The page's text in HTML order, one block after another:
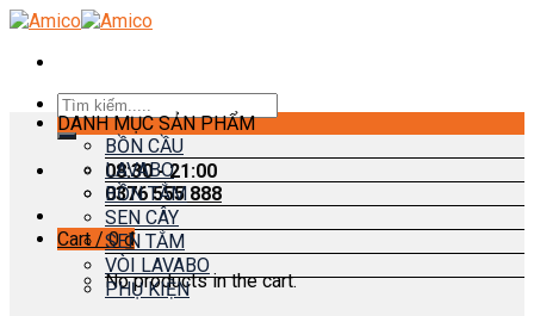
Skip
content
Search
for:
08:30 - 21:00
0376 555 888
Cart /0₫
No products in the cart.
DANH MỤC SẢN PHẨM
BỒN CẦU
LAVABO
BỒN TẮM
SEN CÂY
SEN TẮM
VÒI LAVABO
PHỤ KIỆN